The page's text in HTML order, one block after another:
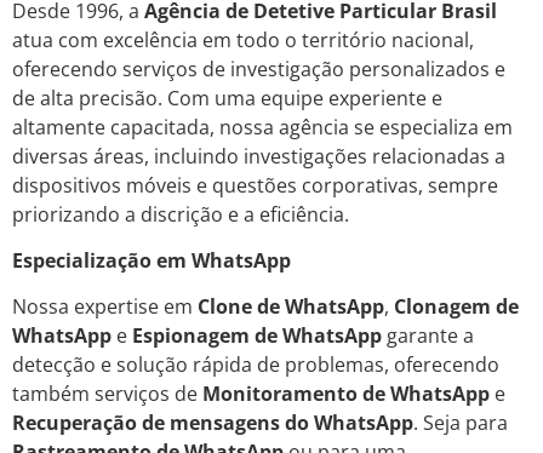
Desde 1996, a Agência de Detetive Particular Brasil
atua com excelência em todo o território nacional,
oferecendo serviços de investigação personalizados e
de alta precisão. Com uma equipe experiente e
altamente capacitada, nossa agência se especializa em
diversas áreas, incluindo investigações relacionadas a
dispositivos móveis e questões corporativas, sempre
priorizando a discrição e a eficiência.
Especialização em WhatsApp
Nossa expertise em Clone de WhatsApp, Clonagem de
WhatsApp e Espionagem de WhatsAppgarante a
detecção e solução rápida de problemas, oferecendo
também serviços de Monitoramento de WhatsApp e
Recuperação de mensagens do WhatsApp. Seja para